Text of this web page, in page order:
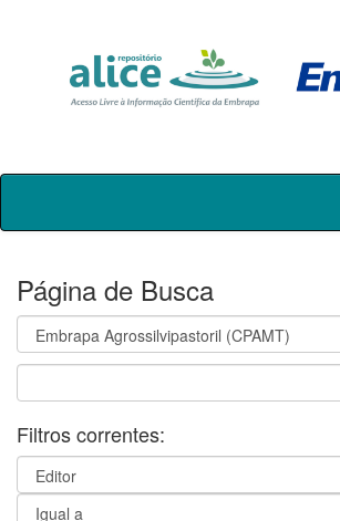
Skip
Página de Busca
Filtros correntes: